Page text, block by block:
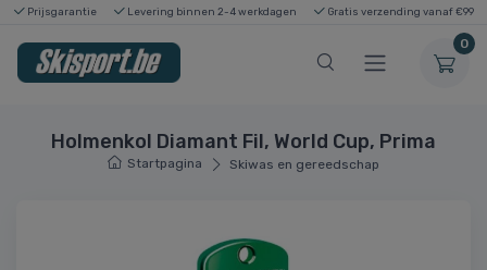
Prijsgarantie Levering binnen 2-4 werkdagen Gratis verzending vanaf €99
0
Holmenkol Diamant Fil, World Cup, Prima
Startpagina Skiwas en gereedschap